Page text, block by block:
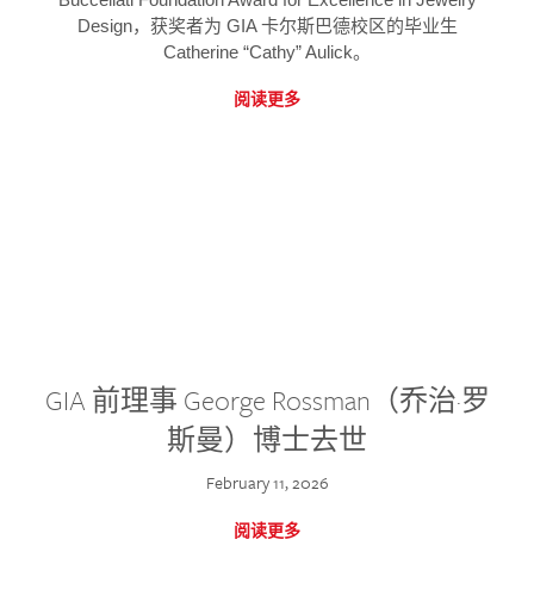
Design，获奖者为 GIA 卡尔斯巴德校区的毕业生
Catherine “Cathy” Aulick。
阅读更多
GIA 前理事 George Rossman（乔治·罗
斯曼）博士去世
February 11, 2026
阅读更多